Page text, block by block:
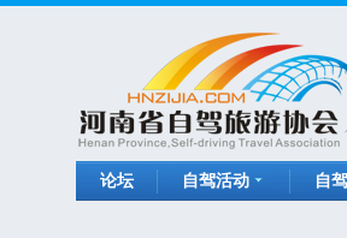
论坛 自驾活动 自